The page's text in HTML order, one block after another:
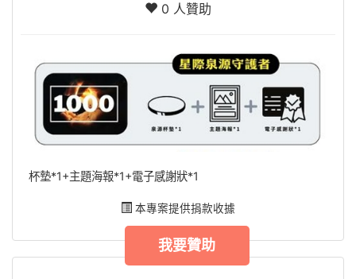
我要贊助
0 人贊助
杯墊*1+主題海報*1+電子感謝狀*1
本專案提供捐款收據